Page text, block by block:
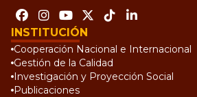
INSTITUCIÓN
Cooperación Nacional e Internacional
Gestión de la Calidad
Investigación y Proyección Social
Publicaciones